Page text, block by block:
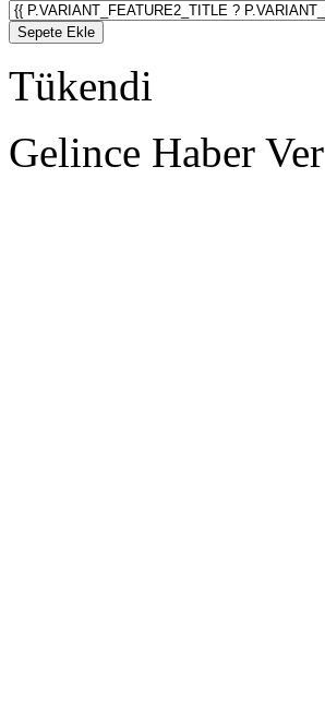
Sepete Ekle
Tükendi
Gelince Haber Ver